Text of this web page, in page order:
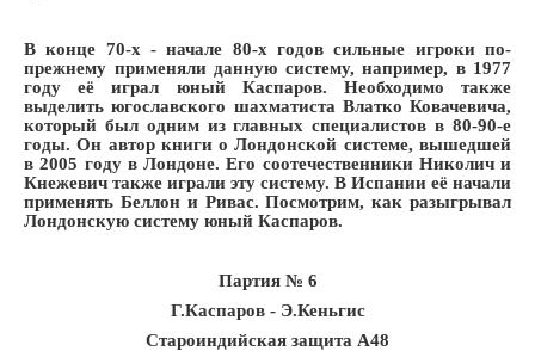
В конце 70-х - начале 80-х годов сильные игроки по-
прежнему применяли данную систему, например, в 1977
году её играл юный Каспаров. Необходимо также
выделить югославского шахматиста Влатко Ковачевича,
который был одним из главных специалистов в 80-90-е
годы. Он автор книги о Лондонской системе, вышедшей
в 2005 году в Лондоне. Его соотечественники Николич и
Кнежевич также играли эту систему. В Испании её начали
применять Беллон и Ривас. Посмотрим, как разыгрывал
Лондонскую систему юный Каспаров.
Партия № 6
Г.Каспаров - Э.Кеньгис
Староиндийская защита A48